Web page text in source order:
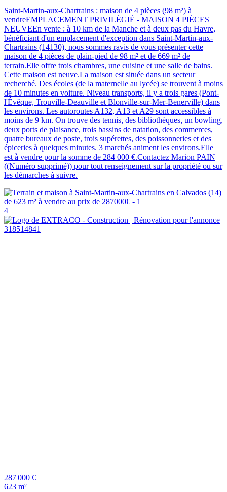
Saint-Martin-aux-Chartrains : maison de 4 pièces (98 m²) à
vendreEMPLACEMENT PRIVILÉGIÉ - MAISON 4 PIÈCES
NEUVEEn vente : à 10 km de la Manche et à deux pas du Havre,
bénéficiant d'un emplacement d'exception dans Saint-Martin-aux-
Chartrains (14130), nous sommes ravis de vous présenter cette
maison de 4 pièces de plain-pied de 98 m² et de 669 m² de
terrain.Elle offre trois chambres, une cuisine et une salle de bains.
Cette maison est neuve.La maison est située dans un secteur
recherché. Des écoles (de la maternelle au lycée) se trouvent à moins
de 10 minutes en voiture. Niveau transports, il y a trois gares (Pont-
l'Évêque, Trouville-Deauville et Blonville-sur-Mer-Benerville) dans
les environs. Les autoroutes A132, A13 et A29 sont accessibles à
moins de 9 km. On trouve des tennis, des bibliothèques, un bowling,
deux ports de plaisance, trois bassins de natation, des commerces,
quatre bureaux de poste, trois supérettes, des poissonneries et des
épiceries à quelques minutes. 3 marchés animent les environs.Elle
est à vendre pour la somme de 284 000 €.Contactez Marion PAIN
((Numéro supprimé)) pour tout renseignement sur la propriété ou sur
les démarches à suivre.
4
287 000 €
623 m²